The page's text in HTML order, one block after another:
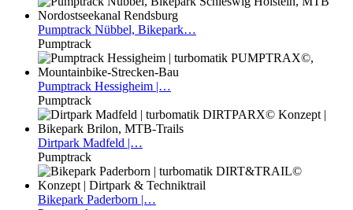
Pumptrack Nübbel, Bikepark…
Pumptrack
Pumptrack Hessigheim |…
Pumptrack
Dirtpark Madfeld |…
Pumptrack
Bikepark Paderborn |…